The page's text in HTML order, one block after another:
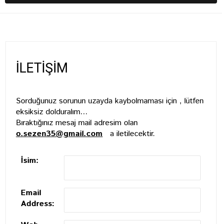
İLETİŞİM
Sorduğunuz sorunun uzayda kaybolmaması için , lütfen
eksiksiz dolduralım...
Bıraktığınız mesaj mail adresim olan
o.sezen35@gmail.coma iletilecektir.
İsim:
Email
Address: